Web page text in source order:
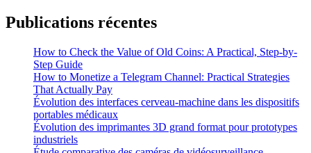
Publications récentes
How to Check the Value of Old Coins: A Practical, Step-by-
Step Guide
How to Monetize a Telegram Channel: Practical Strategies
That Actually Pay
Évolution des interfaces cerveau-machine dans les dispositifs
portables médicaux
Évolution des imprimantes 3D grand format pour prototypes
industriels